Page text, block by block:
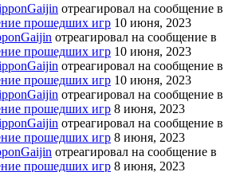
отреагировал на сообщение в
прошедших игр 10 июня, 2023
отреагировал на сообщение в
прошедших игр 10 июня, 2023
отреагировал на сообщение в
прошедших игр 10 июня, 2023
отреагировал на сообщение в
прошедших игр 8 июня, 2023
отреагировал на сообщение в
прошедших игр 8 июня, 2023
отреагировал на сообщение в
прошедших игр 8 июня, 2023